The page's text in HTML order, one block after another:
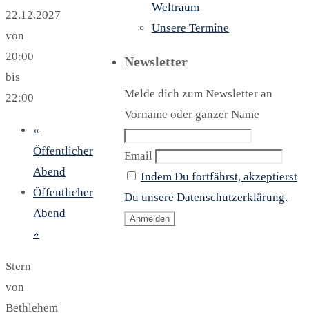
22.12.2027
von
20:00
bis
22:00
«
Öffentlicher
Abend
Öffentlicher
Abend
»
Stern
von
Bethlehem
Weltraum
Unsere Termine
Newsletter
Melde dich zum Newsletter an
Vorname oder ganzer Name
Email
Indem Du fortfährst, akzeptierst
Du unsere Datenschutzerklärung.